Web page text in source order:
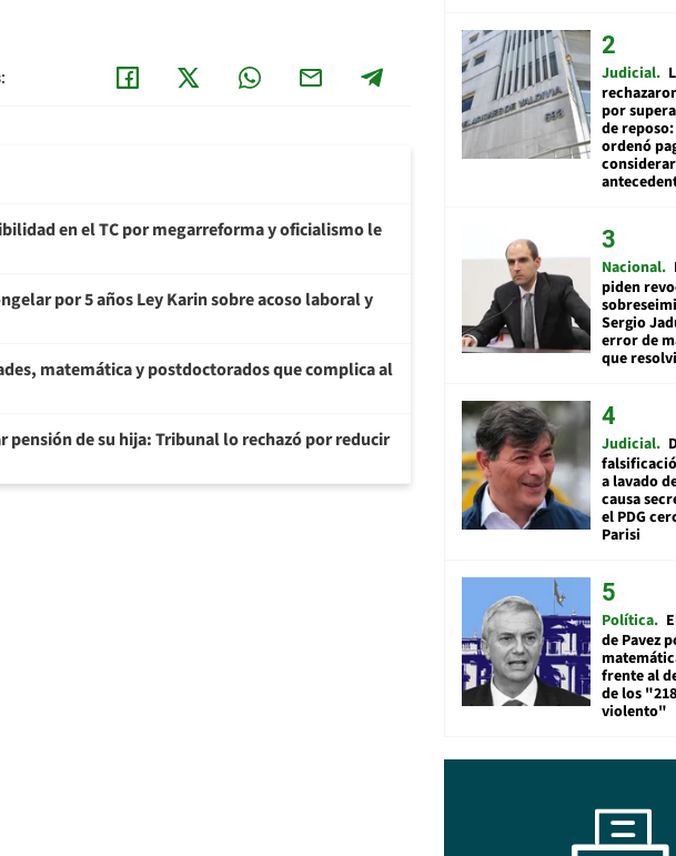
en el TC por megarreforma y oficialismo le
por 5 años Ley Karin sobre acoso laboral y
matemática y postdoctorados que complica al
pensión de su hija: Tribunal lo rechazó por reducir
Judicial
por
de
ordenó
Nacional
piden
Sergio
error de
que
Judicial
a lavado
causa
el PDG
Parisi
Política
de Pavez
frente al
de los
violento"